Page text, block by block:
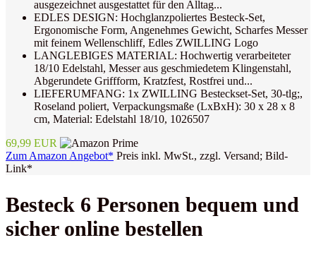
ausgezeichnet ausgestattet für den Alltag...
EDLES DESIGN: Hochglanzpoliertes Besteck-Set,
Ergonomische Form, Angenehmes Gewicht, Scharfes Messer
mit feinem Wellenschliff, Edles ZWILLING Logo
LANGLEBIGES MATERIAL: Hochwertig verarbeiteter
18/10 Edelstahl, Messer aus geschmiedetem Klingenstahl,
Abgerundete Griffform, Kratzfest, Rostfrei und...
LIEFERUMFANG: 1x ZWILLING Besteckset-Set, 30-tlg;,
Roseland poliert, Verpackungsmaße (LxBxH): 30 x 28 x 8
cm, Material: Edelstahl 18/10, 1026507
69,99 EUR
Zum Amazon Angebot* Preis inkl. MwSt., zzgl. Versand; Bild-
Link*
Besteck 6 Personen bequem und
sicher online bestellen